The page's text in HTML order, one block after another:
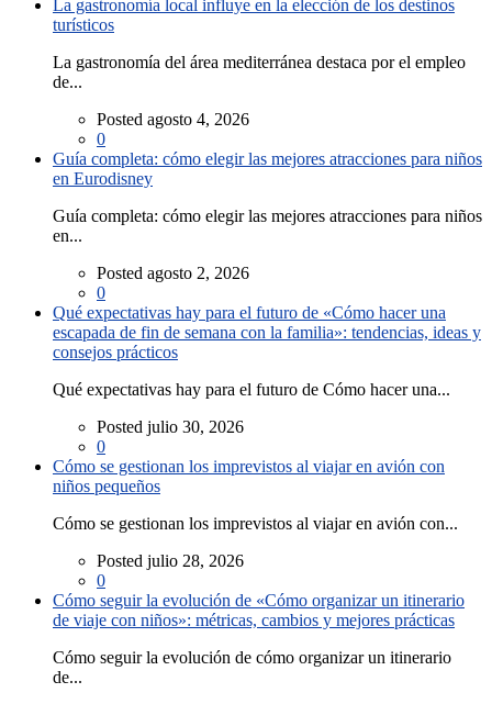
La gastronomía local influye en la elección de los destinos
turísticos
La gastronomía del área mediterránea destaca por el empleo
de...
Posted agosto 4, 2026
0
Guía completa: cómo elegir las mejores atracciones para niños
en Eurodisney
Guía completa: cómo elegir las mejores atracciones para niños
en...
Posted agosto 2, 2026
0
Qué expectativas hay para el futuro de «Cómo hacer una
escapada de fin de semana con la familia»: tendencias, ideas y
consejos prácticos
Qué expectativas hay para el futuro de Cómo hacer una...
Posted julio 30, 2026
0
Cómo se gestionan los imprevistos al viajar en avión con
niños pequeños
Cómo se gestionan los imprevistos al viajar en avión con...
Posted julio 28, 2026
0
Cómo seguir la evolución de «Cómo organizar un itinerario
de viaje con niños»: métricas, cambios y mejores prácticas
Cómo seguir la evolución de cómo organizar un itinerario
de...